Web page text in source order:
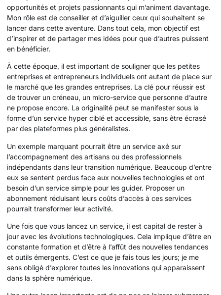
opportunités et projets passionnants qui m’animent davantage.
Mon rôle est de conseiller et d’aiguiller ceux qui souhaitent se
lancer dans cette aventure. Dans tout cela, mon objectif est
d’inspirer et de partager mes idées pour que d’autres puissent
en bénéficier.
À cette époque, il est important de souligner que les petites
entreprises et entrepreneurs individuels ont autant de place sur
le marché que les grandes entreprises. La clé pour réussir est
de trouver un créneau, un micro-service que personne d’autre
ne propose encore. La originalité peut se manifester sous la
forme d’un service hyper ciblé et accessible, sans être écrasé
par des plateformes plus généralistes.
Un exemple marquant pourrait être un service axé sur
l’accompagnement des artisans ou des professionnels
indépendants dans leur transition numérique. Beaucoup d’entre
eux se sentent perdus face aux nouvelles technologies et ont
besoin d’un service simple pour les guider. Proposer un
abonnement réduisant leurs coûts d’accès à ces services
pourrait transformer leur activité.
Une fois que vous lancez un service, il est capital de rester à
jour avec les évolutions technologiques. Cela implique d’être en
constante formation et d’être à l’affût des nouvelles tendances
et outils émergents. C’est ce que je fais tous les jours; je me
sens obligé d’explorer toutes les innovations qui apparaissent
dans la sphère numérique.